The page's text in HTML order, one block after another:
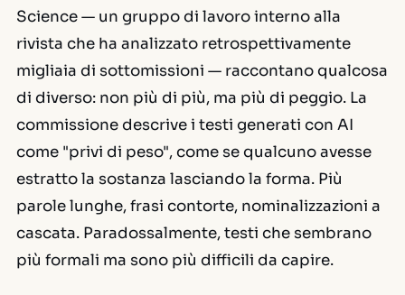
Science— un gruppo di lavoro interno alla
rivista che ha analizzato retrospettivamente
migliaia di sottomissioni — raccontano qualcosa
di diverso: non più di più, ma più di peggio. La
commissione descrive i testi generati con AI
come "privi di peso", come se qualcuno avesse
estratto la sostanza lasciando la forma. Più
parole lunghe, frasi contorte, nominalizzazioni a
cascata. Paradossalmente, testi che sembrano
più formali ma sono più difficili da capire.